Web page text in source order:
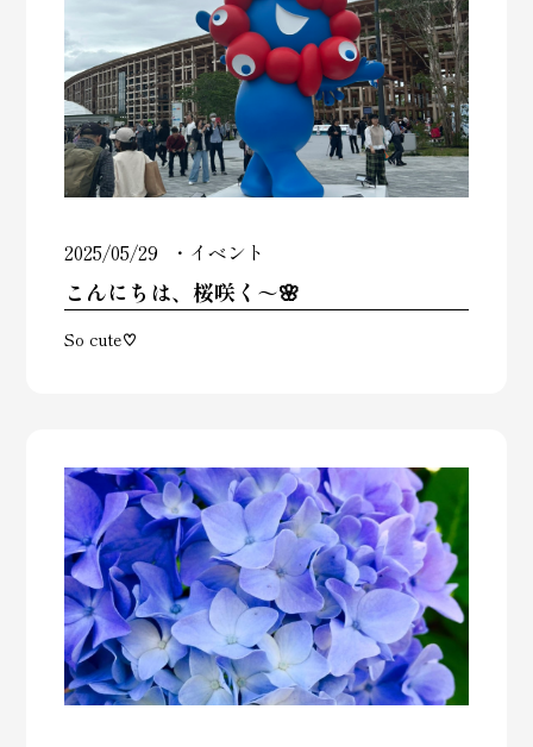
2025/05/29 イベント
こんにちは、桜咲く～🌸
So cute♡